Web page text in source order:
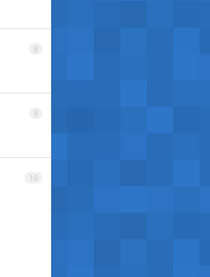
8
9
10